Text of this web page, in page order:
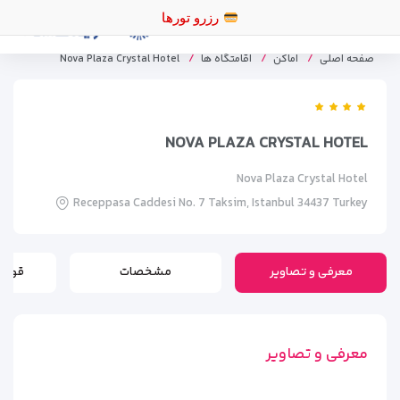
رزرو تورهای اقساطی
صفحه اصلی اماکن اقامتگاه ها Nova Plaza Crystal Hotel
NOVA PLAZA CRYSTAL HOTEL
Nova Plaza Crystal Hotel
Receppasa Caddesi No. 7 Taksim, Istanbul 34437 Turkey
معرفی و تصاویر مشخصات
معرفی و تصاویر